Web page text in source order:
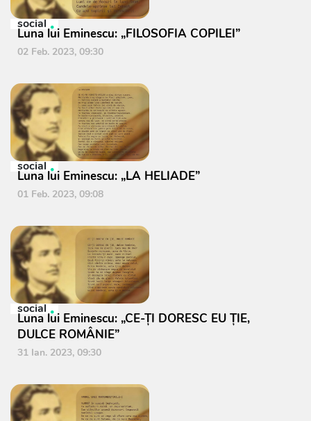
social
Luna lui Eminescu: „FILOSOFIA COPILEI”
02 Feb. 2023, 09:30
social
Luna lui Eminescu: „LA HELIADE”
01 Feb. 2023, 09:08
social
Luna lui Eminescu: „CE-ŢI DORESC EU ŢIE,
DULCE ROMÂNIE”
31 Ian. 2023, 09:30